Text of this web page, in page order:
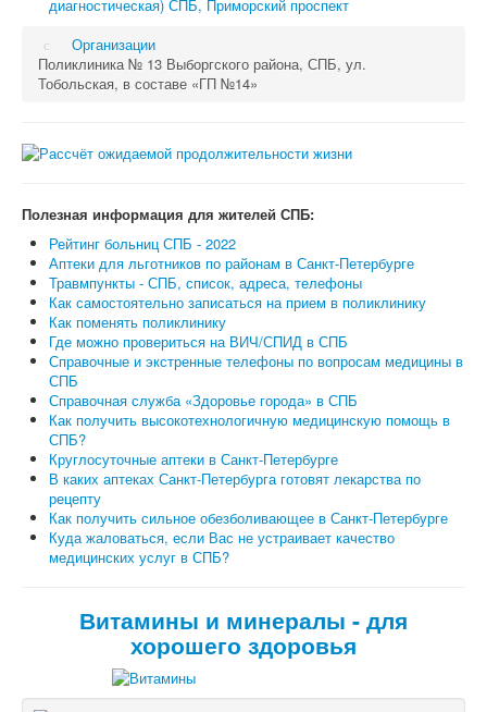
диагностическая) СПБ, Приморский проспект
Организации
Поликлиника № 13 Выборгского района, СПБ, ул.
Тобольская, в составе «ГП №14»
Полезная информация для жителей СПБ:
Рейтинг больниц СПБ - 2022
Аптеки для льготников по районам в Санкт-Петербурге
Травмпункты - СПБ, список, адреса, телефоны
Как самостоятельно записаться на прием в поликлинику
Как поменять поликлинику
Где можно провериться на ВИЧ/СПИД в СПБ
Справочные и экстренные телефоны по вопросам медицины в
СПБ
Справочная служба «Здоровье города» в СПБ
Как получить высокотехнологичную медицинскую помощь в
СПБ?
Круглосуточные аптеки в Санкт-Петербурге
В каких аптеках Санкт-Петербурга готовят лекарства по
рецепту
Как получить сильное обезболивающее в Санкт-Петербурге
Куда жаловаться, если Вас не устраивает качество
медицинских услуг в СПБ?
Витамины и минералы - для
хорошего здоровья